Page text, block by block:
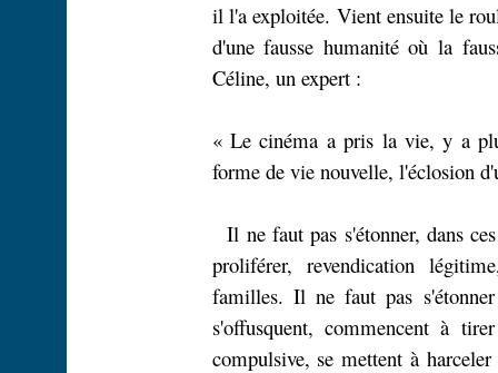
il l'a exploitée. Vient ensuite le
d'une fausse humanité où la
Céline, un expert :
« Le cinéma a pris la vie, y a
forme de vie nouvelle, l'éclosion
Il ne faut pas s'étonner, dans
proliférer, revendication
familles. Il ne faut pas
s'offusquent, commencent à
compulsive, se mettent à